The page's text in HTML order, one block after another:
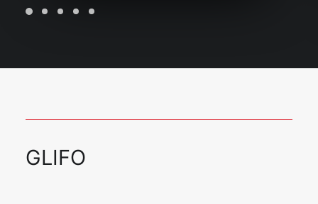
GLIFO